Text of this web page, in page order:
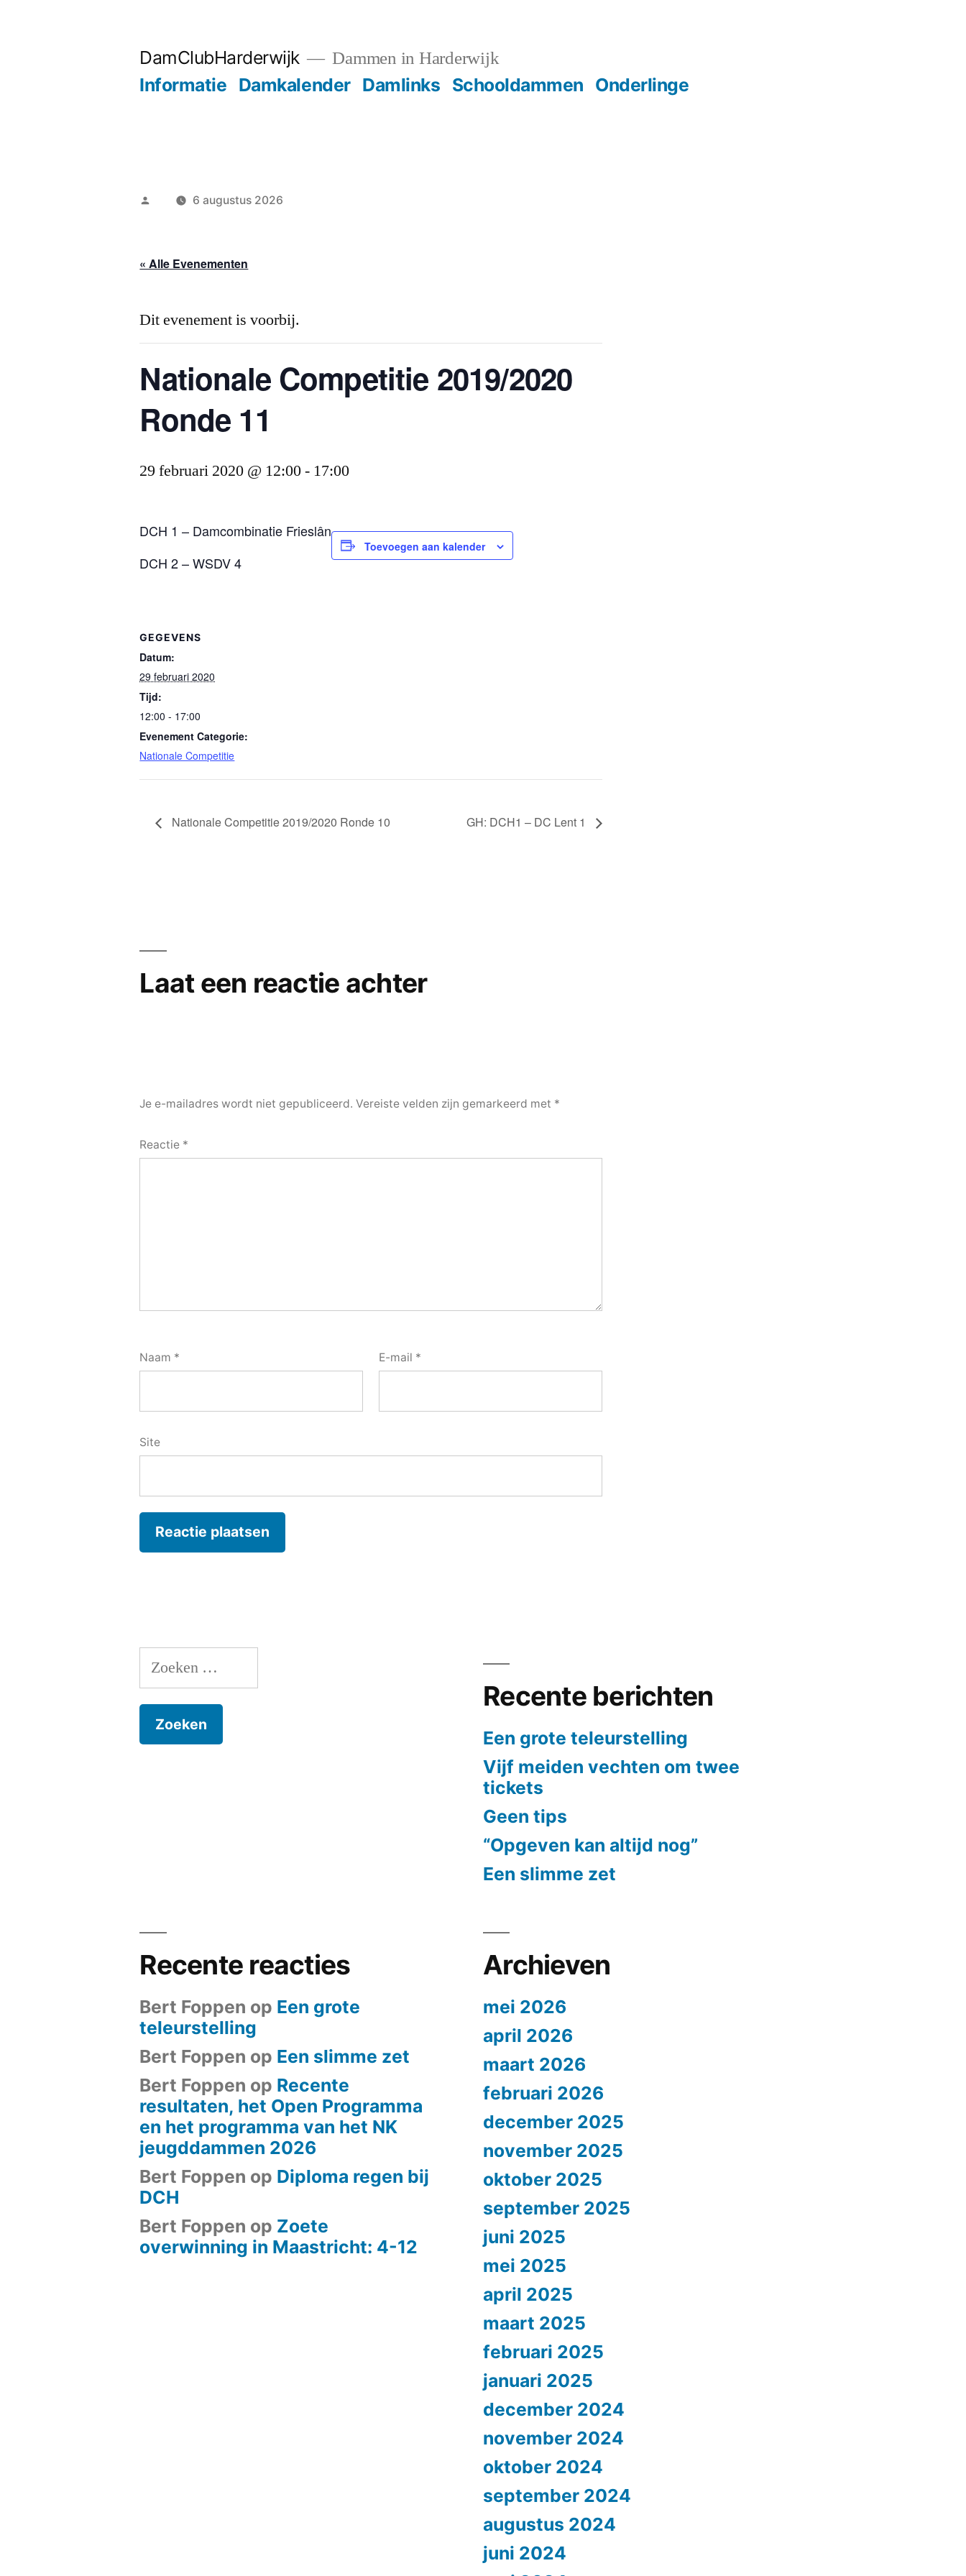
DamClubHarderwijk Dammen in Harderwijk
Informatie Damkalender Damlinks Schooldammen Onderlinge
Geplaatst6 augustus 2026
« Alle Evenementen
Dit evenement is voorbij.
Nationale Competitie 2019/2020
Ronde 11
29 februari 2020 @ 12:00- 17:00
DCH 1 – Damcombinatie Frieslân
DCH 2 – WSDV 4
Toevoegen aan kalender
GEGEVENS
Datum:
29 februari 2020
Tijd:
12:00 - 17:00
Evenement Categorie:
Nationale Competitie
Nationale Competitie 2019/2020 Ronde 10 GH: DCH1 – DC Lent 1
Laat een reactie achter
Je e-mailadres wordt niet gepubliceerd. Vereiste velden zijn gemarkeerd met *
Reactie *
Naam * E-mail *
Site
Zoeken
naar:
Recente berichten
Een grote teleurstelling
Vijf meiden vechten om twee
tickets
Geen tips
“Opgeven kan altijd nog”
Een slimme zet
Recente reacties
Bert Foppen op Een grote
teleurstelling
Bert Foppen op Een slimme zet
Bert Foppen op Recente
resultaten, het Open Programma
en het programma van het NK
jeugddammen 2026
Bert Foppen op Diploma regen bij
DCH
Bert Foppen op Zoete
overwinning in Maastricht: 4-12
Archieven
mei 2026
april 2026
maart 2026
februari 2026
december 2025
november 2025
oktober 2025
september 2025
juni 2025
mei 2025
april 2025
maart 2025
februari 2025
januari 2025
december 2024
november 2024
oktober 2024
september 2024
augustus 2024
juni 2024